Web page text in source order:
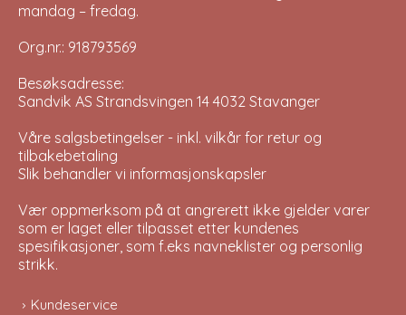
mandag – fredag.
Org.nr.: 918793569
Besøksadresse:
Sandvik AS Strandsvingen 14 4032 Stavanger
Våre salgsbetingelser - inkl. vilkår for retur og
tilbakebetaling
Slik behandler vi informasjonskapsler
Vær oppmerksom på at angrerett ikke gjelder varer
som er laget eller tilpasset etter kundenes
spesifikasjoner, som f.eks navneklister og personlig
strikk.
Kundeservice